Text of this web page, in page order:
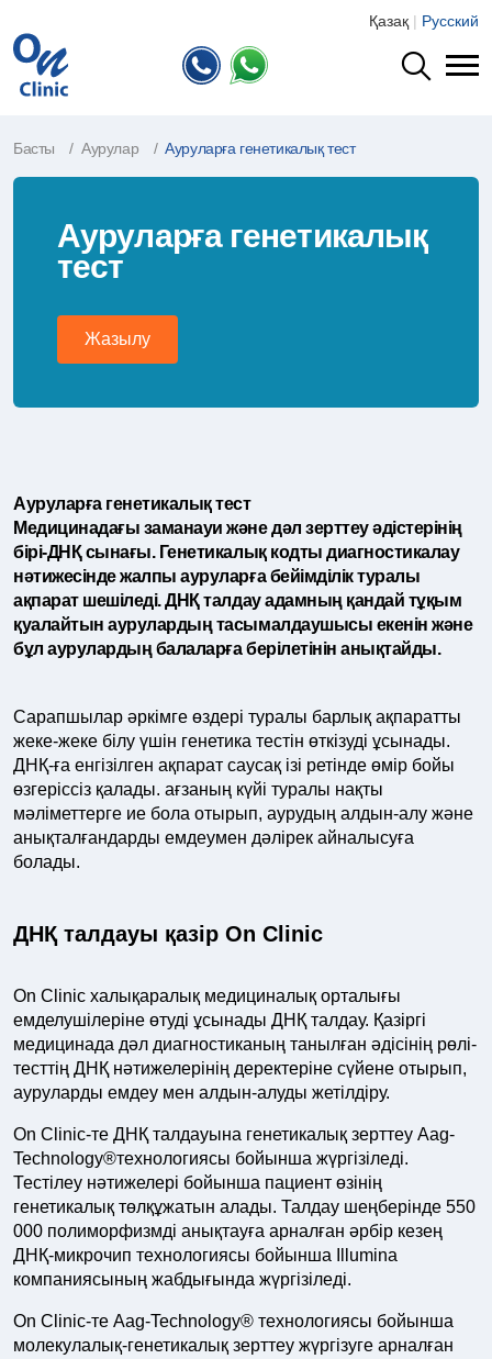
Қазақ | Русский
Басты Аурулар Ауруларға генетикалық тест
Ауруларға генетикалық
тест
Жазылу
Ауруларға генетикалық тест
Медицинадағы заманауи және дәл зерттеу әдістерінің
бірі-ДНҚ сынағы. Генетикалық кодты диагностикалау
нәтижесінде жалпы ауруларға бейімділік туралы
ақпарат шешіледі. ДНҚ талдау адамның қандай тұқым
қуалайтын аурулардың тасымалдаушысы екенін және
бұл аурулардың балаларға берілетінін анықтайды.
Сарапшылар әркімге өздері туралы барлық ақпаратты
жеке-жеке білу үшін генетика тестін өткізуді ұсынады.
ДНҚ-ға енгізілген ақпарат саусақ ізі ретінде өмір бойы
өзгеріссіз қалады. ағзаның күйі туралы нақты
мәліметтерге ие бола отырып, аурудың алдын-алу және
анықталғандарды емдеумен дәлірек айналысуға
болады.
ДНҚ талдауы қазір On Clinic
On Clinic халықаралық медициналық орталығы
емделушілеріне өтуді ұсынады ДНҚ талдау. Қазіргі
медицинада дәл диагностиканың танылған әдісінің рөлі-
тесттің ДНҚ нәтижелерінің деректеріне сүйене отырып,
ауруларды емдеу мен алдын-алуды жетілдіру.
On Clinic-те ДНҚ талдауына генетикалық зерттеу Aag-
Technology®технологиясы бойынша жүргізіледі.
Тестілеу нәтижелері бойынша пациент өзінің
генетикалық төлқұжатын алады. Талдау шеңберінде 550
000 полиморфизмді анықтауға арналған әрбір кезең
ДНҚ-микрочип технологиясы бойынша Illumina
компаниясының жабдығында жүргізіледі.
On Clinic-те Aag-Technology® технологиясы бойынша
молекулалық-генетикалық зерттеу жүргізуге арналған